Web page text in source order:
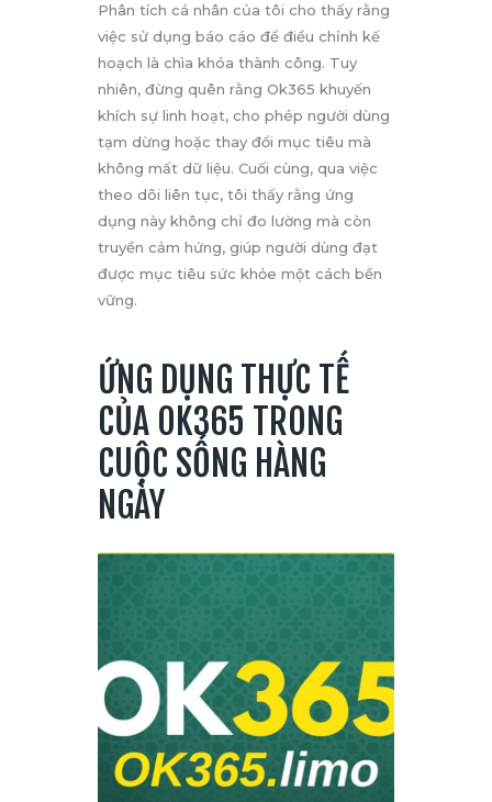
Phân tích cá nhân của tôi cho thấy rằng
việc sử dụng báo cáo để điều chỉnh kế
hoạch là chìa khóa thành công. Tuy
nhiên, đừng quên rằng Ok365 khuyến
khích sự linh hoạt, cho phép người dùng
tạm dừng hoặc thay đổi mục tiêu mà
không mất dữ liệu. Cuối cùng, qua việc
theo dõi liên tục, tôi thấy rằng ứng
dụng này không chỉ đo lường mà còn
truyền cảm hứng, giúp người dùng đạt
được mục tiêu sức khỏe một cách bền
vững.
ỨNG DỤNG THỰC TẾ
CỦA OK365 TRONG
CUỘC SỐNG HÀNG
NGÀY